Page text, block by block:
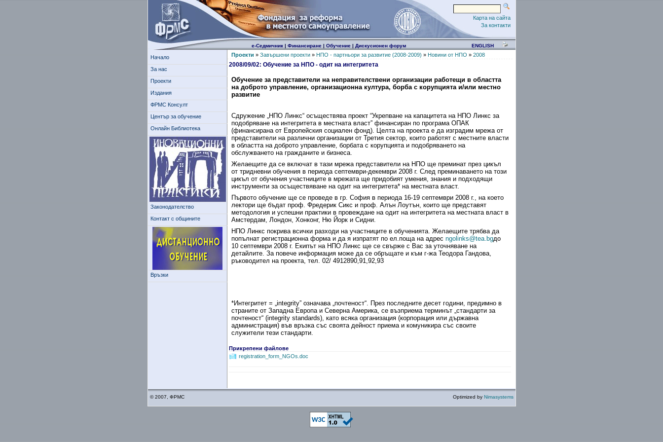
Карта на сайта
За контакти
е-Седмичник| Финансиране| Обучение| Дискусионен форум ENGLISH
Начало
За нас
Проекти
Издания
ФРМС Консулт
Център за обучение
Онлайн Библиотека
Законодателство
Контакт с общините
Връзки
Проекти » Завършени проекти» НПО - партньори за развитие (2008-2009) » Новини от НПО » 2008
2008/09/02: Обучение за НПО - одит на интегритета
Обучение за представители на неправителствени организации работещи в областта
на доброто управление, организационна култура, борба с корупцията и/или местно
развитие
Сдружение „НПО Линкс“ осъществява проект “Укрепване на капацитета на НПО Линкс за
подобряване на интегритета в местната власт” финансиран по програма ОПАК
(финансирана от Европейския социален фонд). Целта на проекта е да изградим мрежа от
представители на различни организации от Третия сектор, които работят с местните власти
в областта на доброто управление, борбата с корупцията и подобряването на
обслужването на гражданите и бизнеса.
Желаещите да се включат в тази мрежа представители на НПО ще преминат през цикъл
от тридневни обучения в периода септември-декември 2008 г. След преминаването на този
цикъл от обучения участниците в мрежата ще придобият умения, знания и подходящи
инструменти за осъществяване на одит на интегритета* на местната власт.
Първото обучение ще се проведе в гр. София в периода 16-19 септември 2008 г., на което
лектори ще бъдат проф. Фредерик Сикс и проф. Алън Лоутън, които ще представят
методология и успешни практики в провеждане на одит на интегритета на местната власт в
Амстердам, Лондон, Хонконг, Ню Йорк и Сидни.
НПО Линкс покрива всички разходи на участниците в обученията. Желаещите трябва да
попълнат регистрационна форма и да я изпратят по ел.поща на адрес ngolinks@tea.bgдо
10 септември 2008 г. Екипът на НПО Линкс ще се свърже с Вас за уточняване на
детайлите. За повече информация може да се обръщате и към г-жа Теодора Гандова,
ръководител на проекта, тел. 02/ 4912890,91,92,93
*Интегритет = „integrity”означава „почтеност“. През последните десет години, предимно в
страните от Западна Европа и Северна Америка, се възприема терминът „стандарти за
почтеност“ (integrity standards), като всяка организация (корпорация или държавна
администрация) във връзка със своята дейност приема и комуникира със своите
служители тези стандарти.
Прикрепени файлове
registration_form_NGOs.doc
© 2007, ФРМС Optimized by Nimasystems